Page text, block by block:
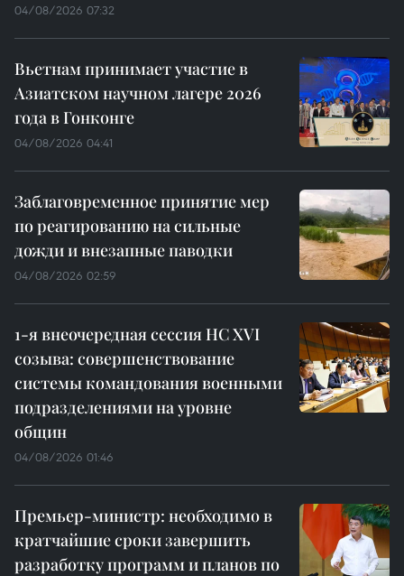
04/08/2026 07:32
Вьетнам принимает участие в
Азиатском научном лагере 2026
года в Гонконге
04/08/2026 04:41
Заблаговременное принятие мер
по реагированию на сильные
дожди и внезапные паводки
04/08/2026 02:59
1-я внеочередная сессия НС XVI
созыва: совершенствование
системы командования военными
подразделениями на уровне
общин
04/08/2026 01:46
Премьер-министр: необходимо в
кратчайшие сроки завершить
разработку программ и планов по